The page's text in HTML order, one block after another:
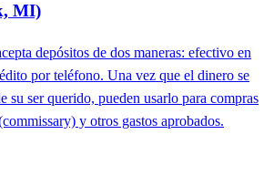
MI)
depósitos de dos maneras: efectivo en
por teléfono. Una vez que el dinero se
su ser querido, pueden usarlo para compras
y otros gastos aprobados.